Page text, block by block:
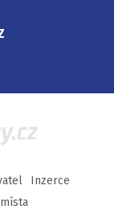
Inzerce